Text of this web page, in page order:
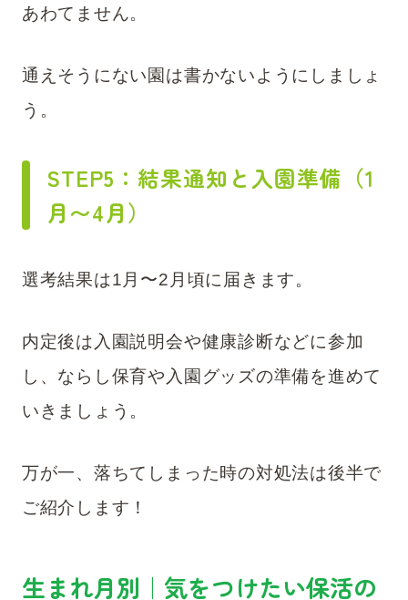
あわてません。
通えそうにない園は書かないようにしましょ
う。
STEP5：結果通知と入園準備（1
月〜4月）
選考結果は1月〜2月頃に届きます。
内定後は入園説明会や健康診断などに参加
し、ならし保育や入園グッズの準備を進めて
いきましょう。
万が一、落ちてしまった時の対処法は後半で
ご紹介します！
生まれ月別｜気をつけたい保活の